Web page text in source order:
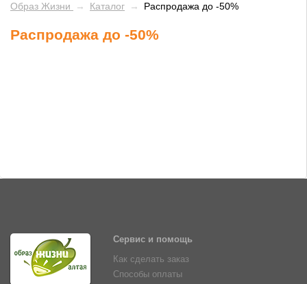
Образ Жизни → Каталог → Распродажа до -50%
Распродажа до -50%
Сервис и помощь
Как сделать заказ
Способы оплаты